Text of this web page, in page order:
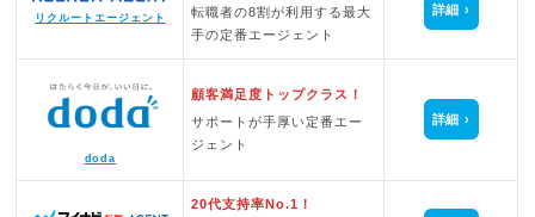
リクルートエージェント
転職者の8割が利用する最大
手の定番エージェント
詳細
doda
顧客満足度トップクラス！
サポートが手厚い定番エー
ジェント
詳細
20代支持率No.1！